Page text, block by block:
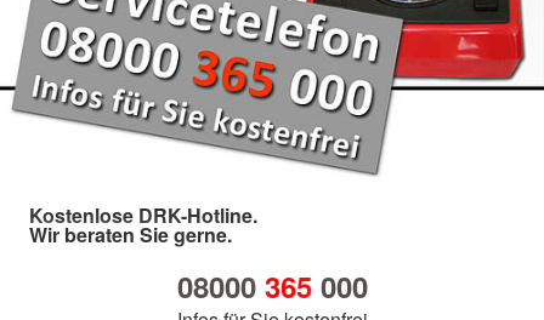
Kostenlose DRK-Hotline.
Wir beraten Sie gerne.
08000 365000